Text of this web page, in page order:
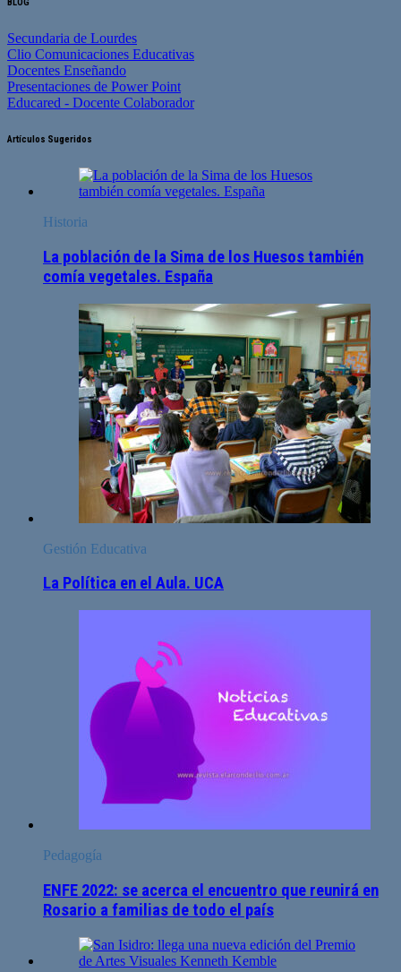
BLOG
Secundaria de Lourdes
Clio Comunicaciones Educativas
Docentes Enseñando
Presentaciones de Power Point
Educared - Docente Colaborador
Artículos Sugeridos
Historia
La población de la Sima de los Huesos también
comía vegetales. España
Gestión Educativa
La Política en el Aula. UCA
Pedagogía
ENFE 2022: se acerca el encuentro que reunirá en
Rosario a familias de todo el país